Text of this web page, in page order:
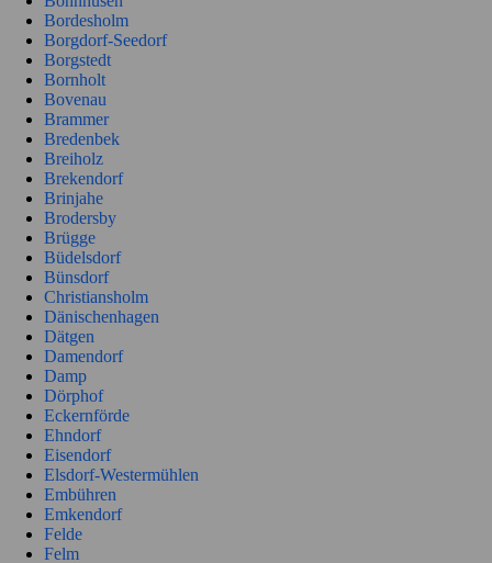
Bordesholm
Borgdorf-Seedorf
Borgstedt
Bornholt
Bovenau
Brammer
Bredenbek
Breiholz
Brekendorf
Brinjahe
Brodersby
Brügge
Büdelsdorf
Bünsdorf
Christiansholm
Dänischenhagen
Dätgen
Damendorf
Damp
Dörphof
Eckernförde
Ehndorf
Eisendorf
Elsdorf-Westermühlen
Embühren
Emkendorf
Felde
Felm